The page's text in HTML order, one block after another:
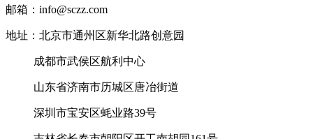
邮箱：info@sczz.com
地址：北京市通州区新华北路创意园
成都市武侯区航利中心
山东省济南市历城区唐冶街道
深圳市宝安区蚝业路39号